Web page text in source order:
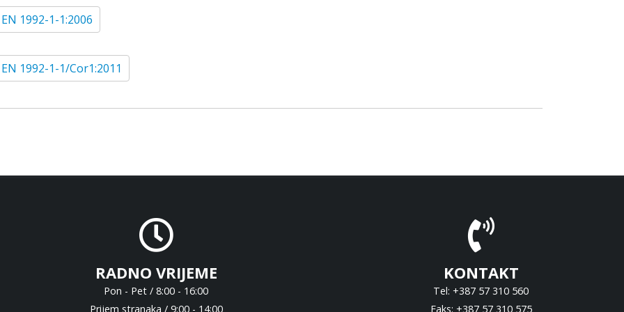
1992-1-1:2006
1992-1-1/Cor1:2011
RADNO VRIJEME
Pon - Pet / 8:00 - 16:00
Prijem stranaka / 9:00 - 14:00
KONTAKT
Tel: +387 57 310 560
Faks: +387 57 310 575